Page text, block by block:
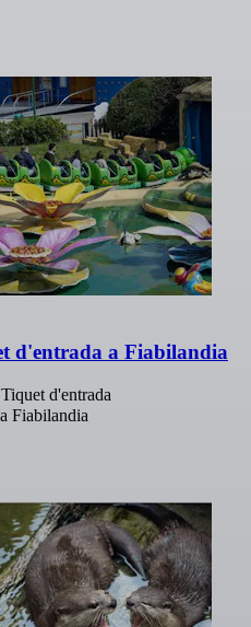
d'entrada a Fiabilandia
d'entrada
Fiabilandia